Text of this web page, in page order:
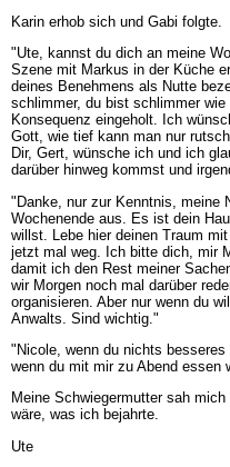
Karin erhob sich und Gabi folgte.
"Ute, kannst du dich an meine
Szene mit Markus in der Küche
deines Benehmens als Nutte
schlimmer, du bist schlimmer
Konsequenz eingeholt. Ich
Gott, wie tief kann man nur
Dir, Gert, wünsche ich und ich
darüber hinweg kommst und
"Danke, nur zur Kenntnis, meine
Wochenende aus. Es ist dein
willst. Lebe hier deinen Traum
jetzt mal weg. Ich bitte dich, mir
damit ich den Rest meiner
wir Morgen noch mal darüber
organisieren. Aber nur wenn du
Anwalts. Sind wichtig."
"Nicole, wenn du nichts
wenn du mit mir zu Abend essen
Meine Schwiegermutter sah
wäre, was ich bejahrte.
Ute